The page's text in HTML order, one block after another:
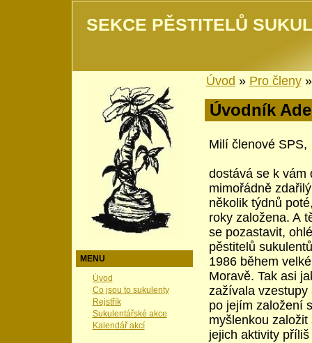
SEKCE PĚSTITELŮ
MENU
Úvod
Co jsou to sukulenty
Rejstřík
Sukulentářské akce
Kalendář akcí
Úvod » Pro členy
Úvodník
Milí členové SPS,
dostává se k vám
mimořádně
několik týdnů
roky založena. A
se pozastavit,
pěstitelů
1986 během
Moravě. Tak asi
zažívala vzestupy
po jejím založení
myšlenkou
jejich aktivity